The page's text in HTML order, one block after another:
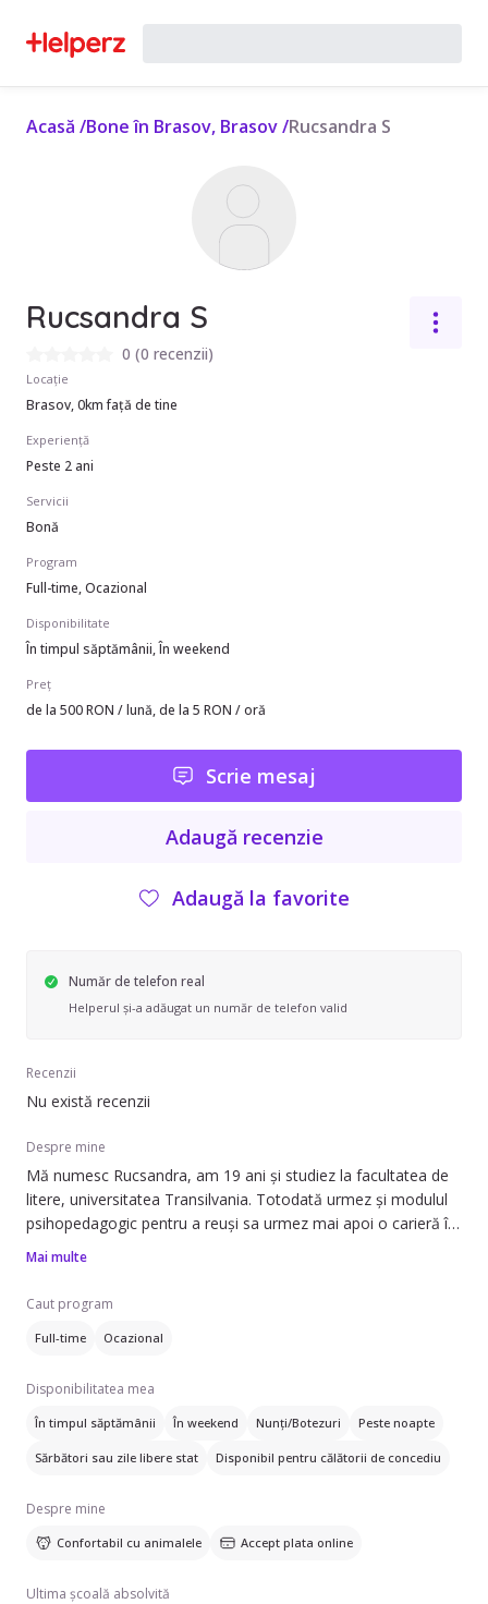
Acasă /Bone în Brasov, Brasov/Rucsandra S
Rucsandra S
0 (0 recenzii)
Locație
Brasov, 0km față de tine
Experiență
Peste 2 ani
Servicii
Bonă
Program
Full-time, Ocazional
Disponibilitate
În timpul săptămânii, În weekend
Preț
de la 500 RON / lună, de la 5 RON / oră
Scrie mesaj
Adaugă recenzie
Adaugă la favorite
Număr de telefon real
Helperul și-a adăugat un număr de telefon valid
Recenzii
Nu există recenzii
Despre mine
Mă numesc Rucsandra, am 19 ani și studiez la facultatea de
litere, universitatea Transilvania. Totodată urmez și modulul
psihopedagogic pentru a reuși sa urmez mai apoi o carieră în
învățământ. Sunt pasionată de munca cu copiii, fapt ce se
grijă de ea atunci cand era mai mică). Sunt o fire sociabilă,
senină iar copiii par mereu curioși și interesați sa
interacționeze cu mine întrucât mereu sunt îmbrăcată
si lor o stare de bine.
Mai multe
Caut program
Full-time Ocazional
Disponibilitatea mea
În timpul săptămânii În weekend Nunți/Botezuri Peste noapte
Sărbători sau zile libere stat Disponibil pentru călătorii de concediu
Despre mine
Confortabil cu animalele Accept plata online
Ultima școală absolvită